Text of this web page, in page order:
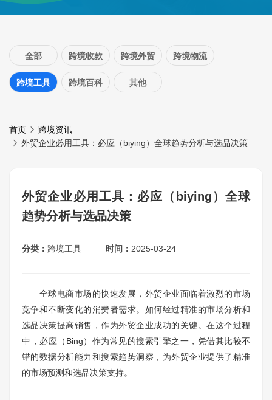
全部 跨境收款 跨境外贸 跨境物流
跨境工具 跨境百科 其他
首页
跨境资讯
外贸企业必用工具：必应（biying）全球趋势分析与选品决策
外贸企业必用工具：必应（biying）全球
趋势分析与选品决策
分类： 跨境工具 时间： 2025-03-24
全球电商市场的快速发展，外贸企业面临着激烈的市场
竞争和不断变化的消费者需求。如何经过精准的市场分析和
选品决策提高销售，作为外贸企业成功的关键。在这个过程
中，必应（Bing）作为常见的搜索引擎之一，凭借其比较不
错的数据分析能力和搜索趋势洞察，为外贸企业提供了精准
的市场预测和选品决策支持。